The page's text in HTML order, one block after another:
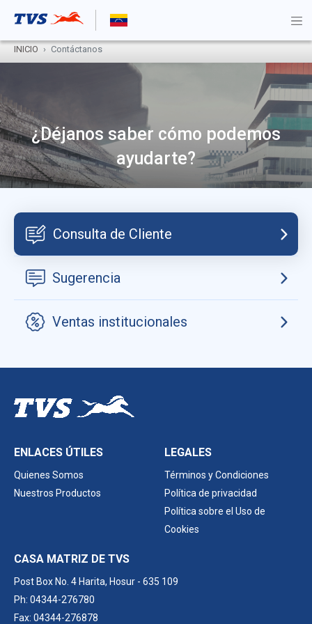
INICIO Contáctanos
¿Déjanos saber cómo podemos
ayudarte?
Consulta de Cliente
Sugerencia
Ventas institucionales
ENLACES ÚTILES
Quienes Somos
Nuestros Productos
LEGALES
Términos y Condiciones
Política de privacidad
Política sobre el Uso de
Cookies
CASA MATRIZ DE TVS
Post Box No. 4 Harita, Hosur - 635 109
Ph: 04344-276780
Fax: 04344-276878